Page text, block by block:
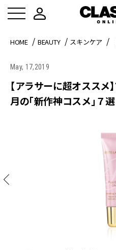
HOME BEAUTY スキンケア
May, 17,2019
【アラサーに超オススメ
月の「新作神コスメ」７選